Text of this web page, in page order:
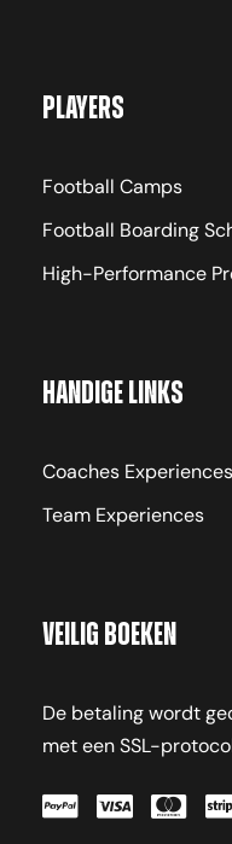
Players
Football Camps
Football Boarding
High-Performance
Handige links
Coaches Experiences
Team Experiences
Veilig Boeken
De betaling wordt
met een SSL-